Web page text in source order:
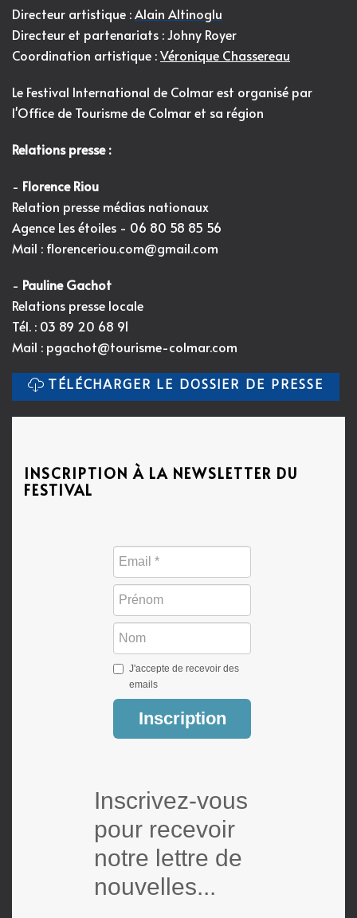
Directeur artistique :Alain Altinoglu
Directeur et partenariats : Johny Royer
Coordination artistique :Véronique Chassereau
Le Festival International de Colmar est organisé par
l'Office de Tourisme de Colmar et sa région
Relations presse :
- Florence Riou
Relation presse médias nationaux
Agence Les étoiles - 06 80 58 85 56
Mail : florenceriou.com@gmail.com
- Pauline Gachot
Relations presse locale
Tél. : 03 89 20 68 91
Mail : pgachot@tourisme-colmar.com
TÉLÉCHARGER LE DOSSIER DE PRESSE
INSCRIPTION À LA NEWSLETTER DU
FESTIVAL
J'accepte de recevoir des
emails
Inscription
Inscrivez-vous
pour recevoir
notre lettre de
nouvelles...